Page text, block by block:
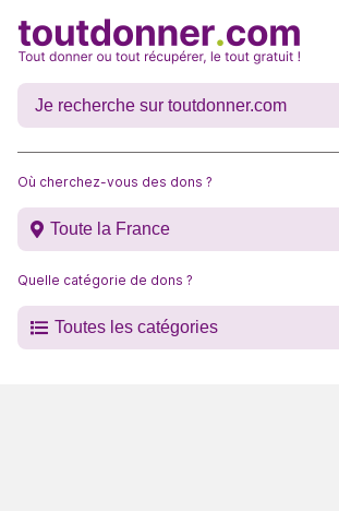
Où cherchez-vous des dons ?
Toute la France
Quelle catégorie de dons ?
Toutes les catégories